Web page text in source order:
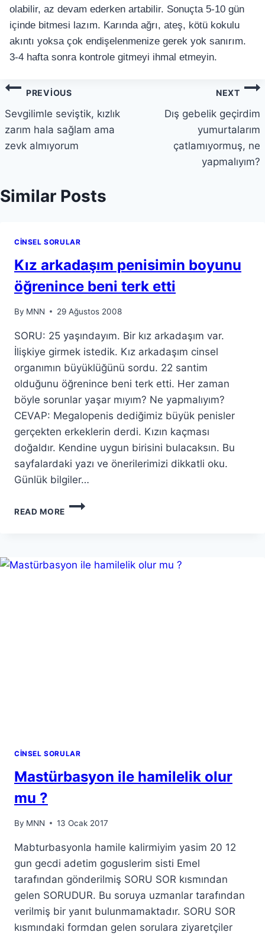
olabilir, az devam ederken artabilir. Sonuçta 5-10 gün
içinde bitmesi lazım. Karında ağrı, ateş, kötü kokulu
akıntı yoksa çok endişelenmenize gerek yok sanırım.
3-4 hafta sonra kontrole gitmeyi ihmal etmeyin.
PREVIOUS
Sevgilimle seviştik, kızlık
zarım hala sağlam ama
zevk almıyorum
NEXT
Dış gebelik geçirdim
yumurtalarım
çatlamıyormuş, ne
yapmalıyım?
Similar Posts
CINSEL SORULAR
Kız arkadaşım penisimin boyunu
öğrenince beni terk etti
By MNN 29 Ağustos 2008
SORU: 25 yaşındayım. Bir kız arkadaşım var.
İlişkiye girmek istedik. Kız arkadaşım cinsel
organımın büyüklüğünü sordu. 22 santim
olduğunu öğrenince beni terk etti. Her zaman
böyle sorunlar yaşar mıyım? Ne yapmalıyım?
CEVAP: Megalopenis dediğimiz büyük penisler
gerçekten erkeklerin derdi. Kızın kaçması
doğaldır. Kendine uygun birisini bulacaksın. Bu
sayfalardaki yazı ve önerilerimizi dikkatli oku.
Günlük bilgiler…
READ MORE
CINSEL SORULAR
Mastürbasyon ile hamilelik olur
mu ?
By MNN 13 Ocak 2017
Mabturbasyonla hamile kalirmiyim yasim 20 12
gun gecdi adetim goguslerim sisti Emel
tarafından gönderilmiş SORU SOR kısmından
gelen SORUDUR. Bu soruya uzmanlar tarafından
verilmiş bir yanıt bulunmamaktadır. SORU SOR
kısmındaki formdan gelen sorulara ziyaretçiler